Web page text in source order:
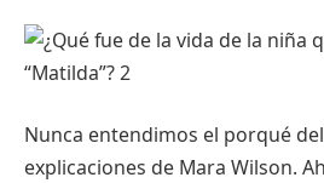
Nunca entendimos el porqué
explicaciones de Mara Wilson.